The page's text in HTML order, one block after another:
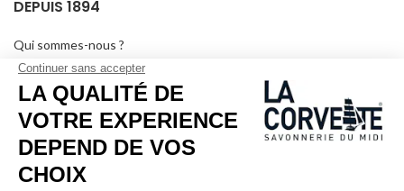
DEPUIS 1894
Qui sommes-nous ?
Savons personnalisés
Visiter le musée
Devenir revendeur
Dans les médias